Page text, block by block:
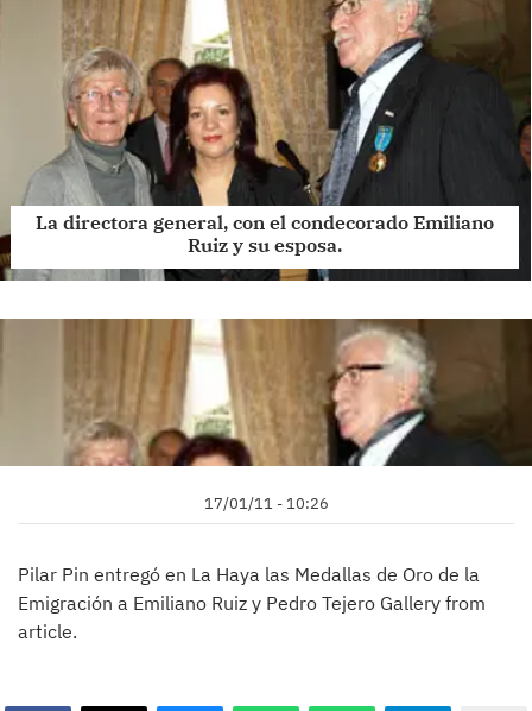
La directora general, con el condecorado Emiliano
Ruiz y su esposa.
17/01/11 - 10:26
Pilar Pin entregó en La Haya las Medallas de Oro de la
Emigración a Emiliano Ruiz y Pedro Tejero Gallery from
article.